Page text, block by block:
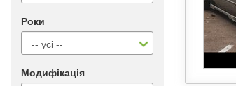
Роки
Модифікація